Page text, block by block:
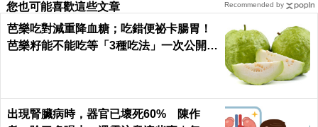
您也可能喜歡這些文章
芭樂吃對減重降血糖；吃錯便祕卡腸胃！
芭樂籽能不能吃等「3種吃法」一次公開｜
出現腎臟病時，器官已壞死60% 陳作
Recommended by